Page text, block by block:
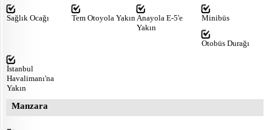
Sağlık Ocağı Tem Otoyola Yakın Anayola E-5'e
Yakın
Minibüs
Otobüs Durağı
İstanbul
Havalimanı'na
Yakın
Manzara